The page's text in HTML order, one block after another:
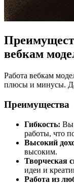
вебкам
Работа вебкам
плюсы и минусы.
Преимущества
Гибкость: Вы
работы, что
Высокий
высоким.
Творческая
идеи и
Работа из